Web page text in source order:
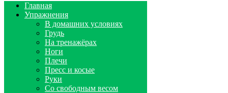
Главная
Упражнения
В домашних условиях
Грудь
На тренажёрах
Ноги
Плечи
Пресс и косые
Руки
Со свободным весом